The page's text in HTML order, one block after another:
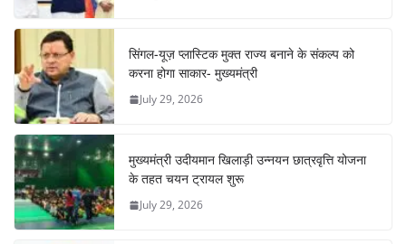
सिंगल-यूज़ प्लास्टिक मुक्त राज्य बनाने के संकल्प को
करना होगा साकार- मुख्यमंत्री
July 29, 2026
मुख्यमंत्री उदीयमान खिलाड़ी उन्नयन छात्रवृत्ति योजना
के तहत चयन ट्रायल शुरू
July 29, 2026